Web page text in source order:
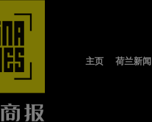
主页 荷兰新闻